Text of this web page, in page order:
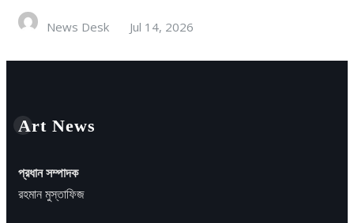
News Desk Jul 14, 2026
Art News
প্রধান সম্পাদক
রহমান মুস্তাফিজ